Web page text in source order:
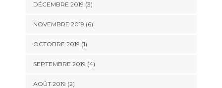
DÉCEMBRE 2019 (3)
NOVEMBRE 2019 (6)
OCTOBRE 2019 (1)
SEPTEMBRE 2019 (4)
AOÛT 2019 (2)